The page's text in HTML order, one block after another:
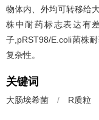
物体内、外均可转移给
株中耐药标志表达有
子,pRST98/E.coli菌株
复杂性。
关键词
大肠埃希菌 / R质粒